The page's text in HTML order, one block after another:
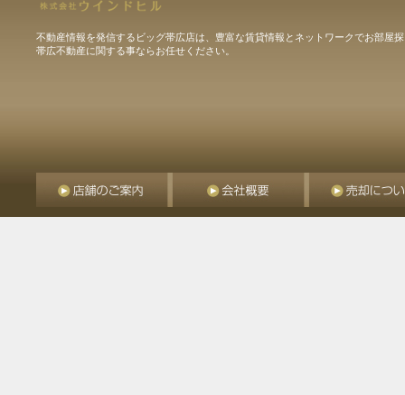
不動産情報を発信するビッグ帯広店は、豊富な賃貸情報とネットワークでお部屋
帯広不動産に関する事ならお任せください。